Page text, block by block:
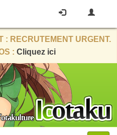
: RECRUTEMENT URGENT.
: Cliquez ici